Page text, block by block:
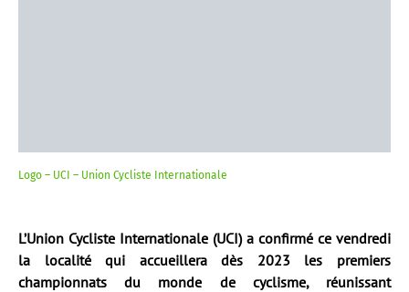
Logo – UCI – Union Cycliste Internationale
L’Union Cycliste Internationale (UCI) a confirmé ce vendredi
la localité qui accueillera dès 2023 les premiers
championnats du monde de cyclisme, réunissant